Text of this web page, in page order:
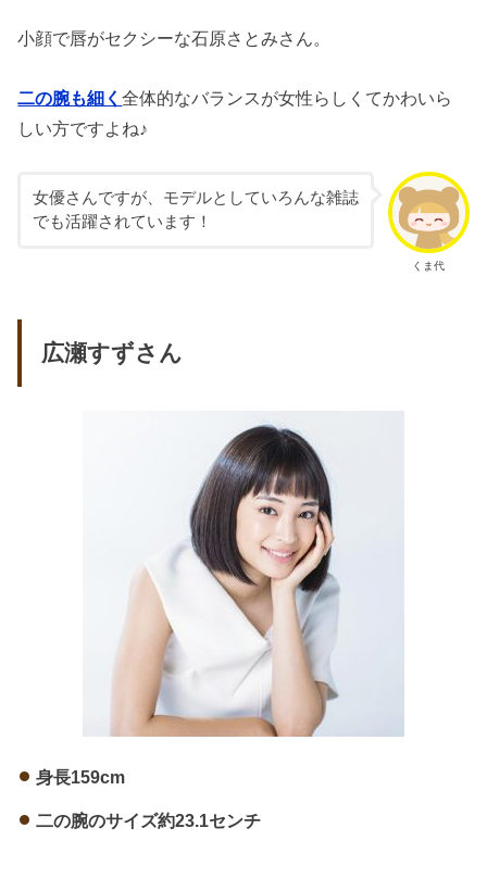
小顔で唇がセクシーな石原さとみさん。
二の腕も細く全体的なバランスが女性らしくてかわいら
しい方ですよね♪
くま代
女優さんですが、モデルとしていろんな雑誌
でも活躍されています！
広瀬すずさん
身長159cm
二の腕のサイズ約23.1センチ